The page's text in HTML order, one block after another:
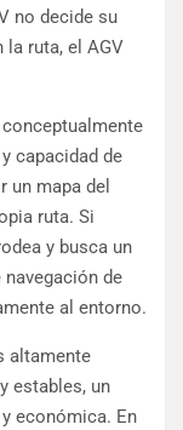
no decide su
ruta, el AGV
capacidad de
un mapa del
ruta. Si
y busca un
de
al entorno.
altamente
estables, un
económica. En